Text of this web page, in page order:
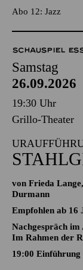
Abo 12: Jazz
SCHAUSPIEL
Samstag
26.09.2026
19:30 Uhr
Grillo-Theater
von Frieda
Durmann
Empfohlen ab 16
Nachgespräch im
Im Rahmen der
19:00 Einführung